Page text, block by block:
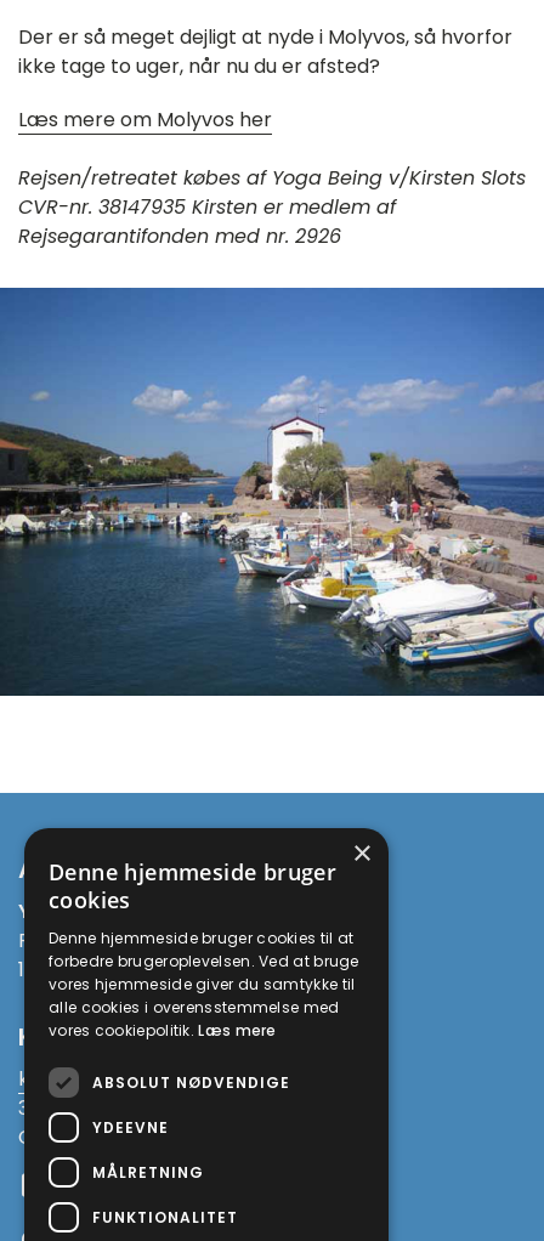
Der er så meget dejligt at nyde i Molyvos, så hvorfor
ikke tage to uger, når nu du er afsted?
Læs mere om Molyvos her
Rejsen/retreatet købes af Yoga Being v/Kirsten Slots
CVR-nr. 38147935 Kirsten er medlem af
Rejsegarantifonden med nr. 2926
Adresse
Yoga Being
Prinsesse Maries Allé 13
1908 Frederiksberg C
Kontakt
kirsten@yogaworkshop.dk
3034 4003
CVR 38010875
Facebook
×
Denne hjemmeside bruger
cookies
Denne hjemmeside bruger cookies til at
forbedre brugeroplevelsen. Ved at bruge
vores hjemmeside giver du samtykke til
alle cookies i overensstemmelse med
vores cookiepolitik.Læs mere
ABSOLUT NØDVENDIGE
YDEEVNE
MÅLRETNING
FUNKTIONALITET